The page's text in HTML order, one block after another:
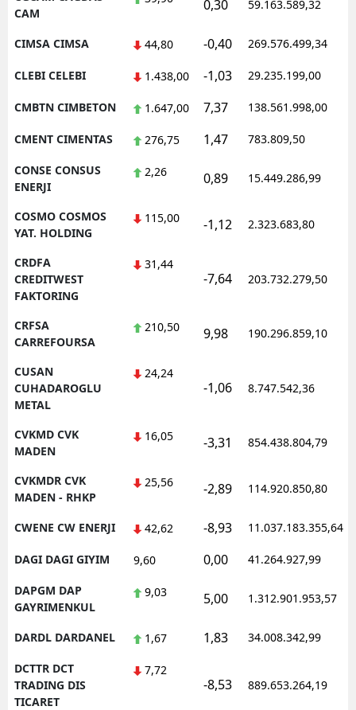
CAM
0,30 59.163.589,32
CIMSA CIMSA 44,80 -0,40 269.576.499,34
CLEBI CELEBI 1.438,00 -1,03 29.235.199,00
CMBTN CIMBETON 1.647,00 7,37 138.561.998,00
CMENT CIMENTAS 276,75 1,47 783.809,50
CONSE CONSUS
ENERJI
2,26 0,89 15.449.286,99
COSMO COSMOS
YAT. HOLDING
115,00 -1,12 2.323.683,80
CRDFA
CREDITWEST
FAKTORING
31,44
-7,64 203.732.279,50
CRFSA
CARREFOURSA
210,50 9,98 190.296.859,10
CUSAN
CUHADAROGLU
METAL
24,24
-1,06 8.747.542,36
CVKMD CVK
MADEN
16,05 -3,31 854.438.804,79
CVKMDR CVK
MADEN - RHKP
25,56 -2,89 114.920.850,80
CWENE CW ENERJI 42,62 -8,93 11.037.183.355,64
DAGI DAGI GIYIM 9,60 0,00 41.264.927,99
DAPGM DAP
GAYRIMENKUL
9,03 5,00 1.312.901.953,57
DARDL DARDANEL 1,67 1,83 34.008.342,99
DCTTR DCT
TRADING DIS
TICARET
7,72
-8,53 889.653.264,19